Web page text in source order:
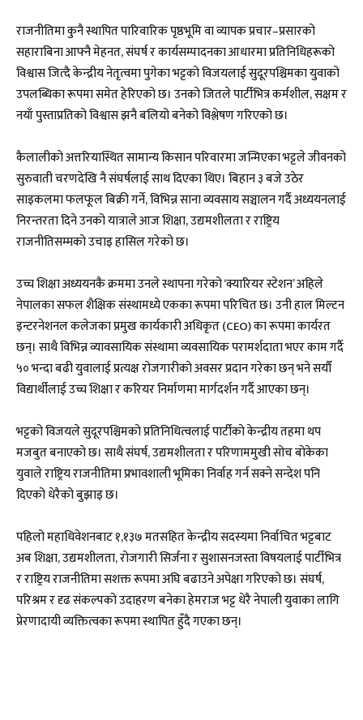
राजनीतिमा कुनै स्थापित पारिवारिक पृष्ठभूमि वा व्यापक प्रचार–प्रसारको
सहाराबिना आफ्नै मेहनत, संघर्ष र कार्यसम्पादनका आधारमा प्रतिनिधिहरूको
विश्वास जित्दै केन्द्रीय नेतृत्वमा पुगेका भट्टको विजयलाई सुदूरपश्चिमका युवाको
उपलब्धिका रूपमा समेत हेरिएको छ। उनको जितले पार्टीभित्र कर्मशील, सक्षम र
नयाँ पुस्ताप्रतिको विश्वास झनै बलियो बनेको विश्लेषण गरिएको छ।
कैलालीको अत्तरियास्थित सामान्य किसान परिवारमा जन्मिएका भट्टले जीवनको
सुरुवाती चरणदेखि नै संघर्षलाई साथ दिएका थिए। बिहान ३ बजे उठेर
साइकलमा फलफूल बिक्री गर्ने, विभिन्न साना व्यवसाय सञ्चालन गर्दै अध्ययनलाई
निरन्तरता दिने उनको यात्राले आज शिक्षा, उद्यमशीलता र राष्ट्रिय
राजनीतिसम्मको उचाइ हासिल गरेको छ।
उच्च शिक्षा अध्ययनकै क्रममा उनले स्थापना गरेको ‘क्यारियर स्टेशन’ अहिले
नेपालका सफल शैक्षिक संस्थामध्ये एकका रूपमा परिचित छ। उनी हाल मिल्टन
इन्टरनेशनल कलेजका प्रमुख कार्यकारी अधिकृत (CEO) का रूपमा कार्यरत
छन्। साथै विभिन्न व्यावसायिक संस्थामा व्यवसायिक परामर्शदाता भएर काम गर्दै
५० भन्दा बढी युवालाई प्रत्यक्ष रोजगारीको अवसर प्रदान गरेका छन् भने सयौँ
विद्यार्थीलाई उच्च शिक्षा र करियर निर्माणमा मार्गदर्शन गर्दै आएका छन्।
भट्टको विजयले सुदूरपश्चिमको प्रतिनिधित्वलाई पार्टीको केन्द्रीय तहमा थप
मजबुत बनाएको छ। साथै संघर्ष, उद्यमशीलता र परिणाममुखी सोच बोकेका
युवाले राष्ट्रिय राजनीतिमा प्रभावशाली भूमिका निर्वाह गर्न सक्ने सन्देश पनि
दिएको धेरैको बुझाइ छ।
पहिलो महाधिवेशनबाट १,१३७ मतसहित केन्द्रीय सदस्यमा निर्वाचित भट्टबाट
अब शिक्षा, उद्यमशीलता, रोजगारी सिर्जना र सुशासनजस्ता विषयलाई पार्टीभित्र
र राष्ट्रिय राजनीतिमा सशक्त रूपमा अघि बढाउने अपेक्षा गरिएको छ। संघर्ष,
परिश्रम र दृढ संकल्पको उदाहरण बनेका हेमराज भट्ट धेरै नेपाली युवाका लागि
प्रेरणादायी व्यक्तित्वका रूपमा स्थापित हुँदै गएका छन्।